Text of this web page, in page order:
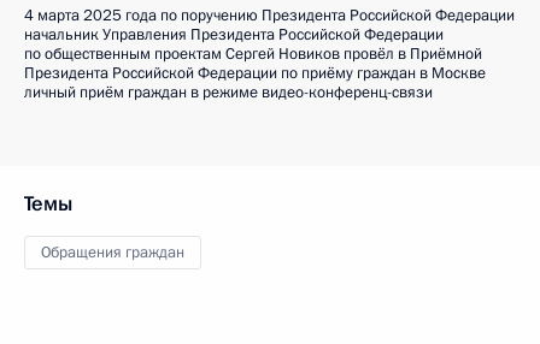
4 марта 2025 года по поручению Президента Российской Федерации
начальник Управления Президента Российской Федерации
по общественным проектам Сергей Новиков провёл в Приёмной
Президента Российской Федерации по приёму граждан в Москве
личный приём граждан в режиме видео-конференц-связи
Темы
Обращения граждан